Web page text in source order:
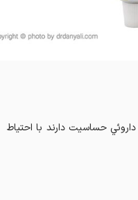
حساسيت دارند با احتياط